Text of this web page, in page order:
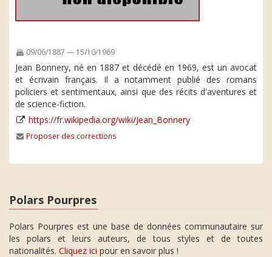
09/06/1887 — 15/10/1969
Jean Bonnery, né en 1887 et décédé en 1969, est un avocat
et écrivain français. Il a notamment publié des romans
policiers et sentimentaux, ainsi que des récits d'aventures et
de science-fiction.
https://fr.wikipedia.org/wiki/Jean_Bonnery
Proposer des corrections
Polars Pourpres
Polars Pourpres est une base de données communautaire sur
les polars et leurs auteurs, de tous styles et de toutes
nationalités. Cliquez ici pour en savoir plus !